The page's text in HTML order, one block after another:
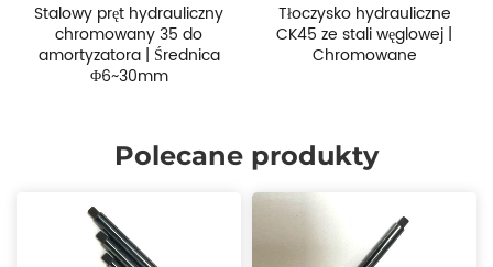
Stalowy pręt hydrauliczny
chromowany 35 do
amortyzatora | Średnica
Φ6~30mm
Tłoczysko hydrauliczne
CK45 ze stali węglowej |
Chromowane
Polecane produkty